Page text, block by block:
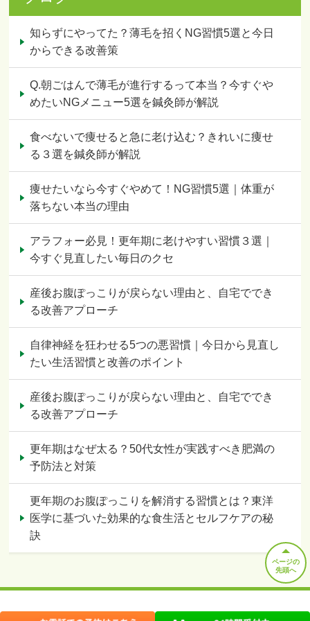
知らずにやってた？薄毛を招くNG習慣5選と今日
からできる改善策
Q.朝ごはんで薄毛が進行するって本当？今すぐや
めたいNGメニュー5選を鍼灸師が解説
食べないで痩せると急に老け込む？きれいに痩せ
る３選を鍼灸師が解説
痩せたいなら今すぐやめて！NG習慣5選｜体重が
落ちない本当の理由
アラフォー必見！更年期に老けやすい習慣３選｜
今すぐ見直したい毎日のクセ
産後お腹ぽっこりが戻らない理由と、自宅ででき
る改善アプローチ
自律神経を狂わせる5つの悪習慣｜今日から見直し
たい生活習慣と改善のポイント
産後お腹ぽっこりが戻らない理由と、自宅ででき
る改善アプローチ
更年期はなぜ太る？50代女性が実践すべき肥満の
予防法と対策
更年期のお腹ぽっこりを解消する習慣とは？東洋
医学に基づいた効果的な食生活とセルフケアの秘
訣
ページの
先頭へ